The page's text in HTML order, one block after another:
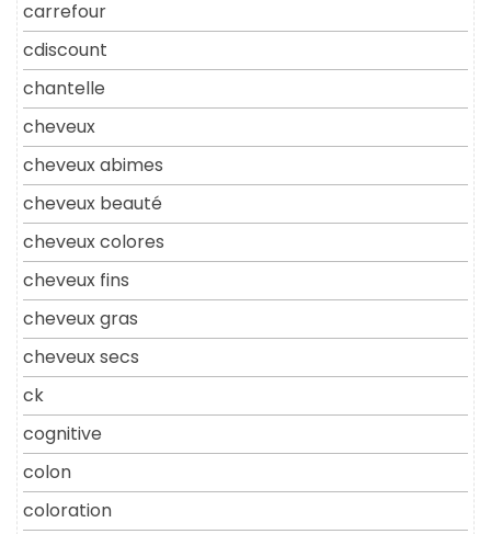
carrefour
cdiscount
chantelle
cheveux
cheveux abimes
cheveux beauté
cheveux colores
cheveux fins
cheveux gras
cheveux secs
ck
cognitive
colon
coloration